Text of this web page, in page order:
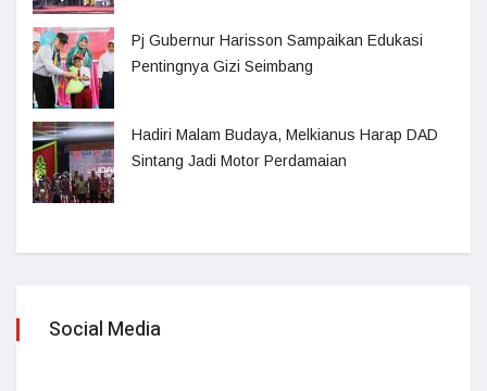
Pj Gubernur Harisson Sampaikan Edukasi
Pentingnya Gizi Seimbang
Hadiri Malam Budaya, Melkianus Harap DAD
Sintang Jadi Motor Perdamaian
Social Media